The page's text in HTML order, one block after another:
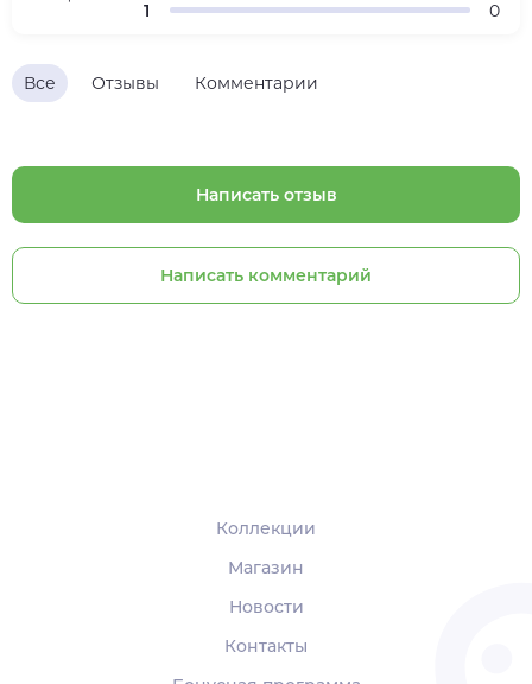
Все Отзывы Комментарии
Написать отзыв
Написать комментарий
1
0
Коллекции
Магазин
Новости
Контакты